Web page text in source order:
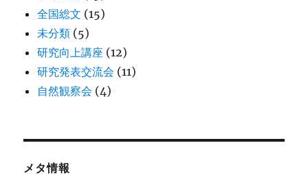
全国総文 (15)
未分類 (5)
研究向上講座 (12)
研究発表交流会 (11)
自然観察会 (4)
メタ情報